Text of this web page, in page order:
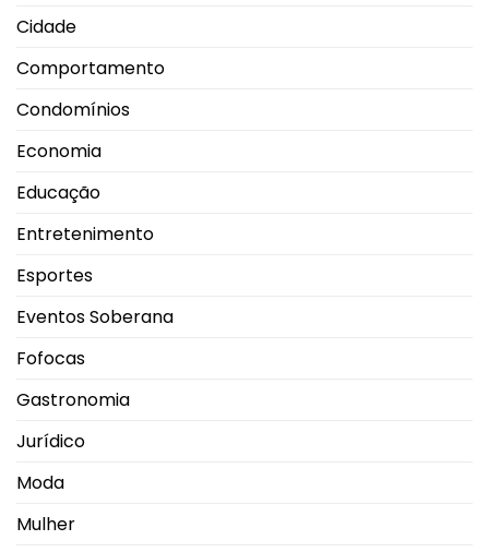
Cidade
Comportamento
Condomínios
Economia
Educação
Entretenimento
Esportes
Eventos Soberana
Fofocas
Gastronomia
Jurídico
Moda
Mulher